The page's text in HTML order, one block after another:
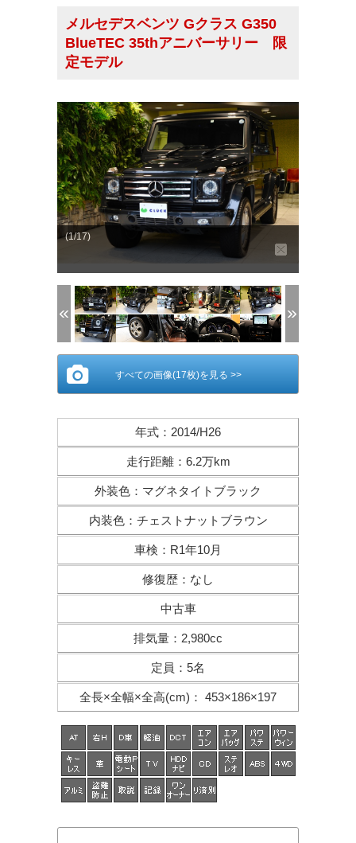
メルセデスベンツ Gクラス G350
BlueTEC 35thアニバーサリー 限
定モデル
(1/17)
すべての画像(17枚)を見る >>
年式 ： 2014/H26
走行距離： 6.2万km
外装色 ： マグネタイトブラック
内装色： チェストナットブラウン
車検 ： R1年10月
修復歴 ： なし
中古車
排気量 ： 2,980cc
定員 ： 5名
全長×全幅×全高(cm) ： 453×186×197